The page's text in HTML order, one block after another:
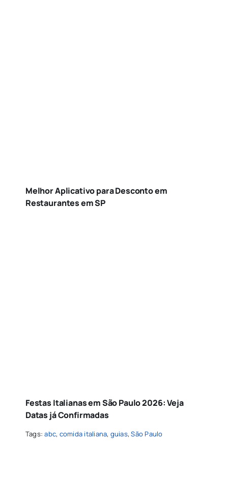
Melhor Aplicativo para Desconto em
Restaurantes em SP
Festas Italianas em São Paulo 2026: Veja
Datas já Confirmadas
Tags:abc, comida italiana, guias,São Paulo